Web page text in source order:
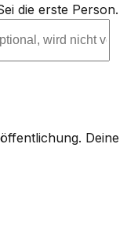
die erste Person.
Deine